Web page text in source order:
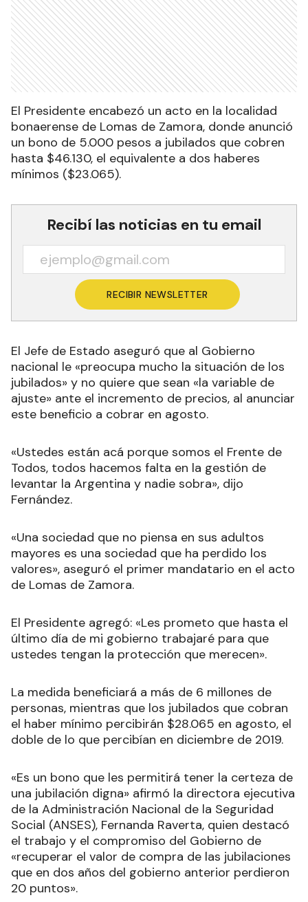
El Presidente encabezó un acto en la localidad
bonaerense de Lomas de Zamora, donde anunció
un bono de 5.000 pesos a jubilados que cobren
hasta $46.130, el equivalente a dos haberes
mínimos ($23.065).
Recibí las noticias en tu email
RECIBIR NEWSLETTER
El Jefe de Estado aseguró que al Gobierno
nacional le «preocupa mucho la situación de los
jubilados» y no quiere que sean «la variable de
ajuste» ante el incremento de precios, al anunciar
este beneficio a cobrar en agosto.
«Ustedes están acá porque somos el Frente de
Todos, todos hacemos falta en la gestión de
levantar la Argentina y nadie sobra», dijo
Fernández.
«Una sociedad que no piensa en sus adultos
mayores es una sociedad que ha perdido los
valores», aseguró el primer mandatario en el acto
de Lomas de Zamora.
El Presidente agregó: «Les prometo que hasta el
último día de mi gobierno trabajaré para que
ustedes tengan la protección que merecen».
La medida beneficiará a más de 6 millones de
personas, mientras que los jubilados que cobran
el haber mínimo percibirán $28.065 en agosto, el
doble de lo que percibían en diciembre de 2019.
«Es un bono que les permitirá tener la certeza de
una jubilación digna» afirmó la directora ejecutiva
de la Administración Nacional de la Seguridad
Social (ANSES), Fernanda Raverta, quien destacó
el trabajo y el compromiso del Gobierno de
«recuperar el valor de compra de las jubilaciones
que en dos años del gobierno anterior perdieron
20 puntos».